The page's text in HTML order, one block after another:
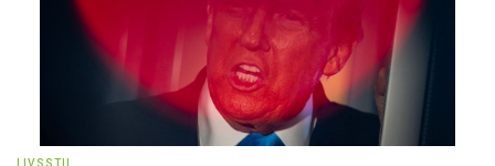
LIVSSTIL